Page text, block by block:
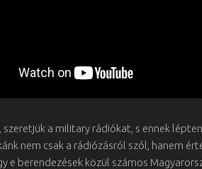
a military rádiókat, s ennek
nem csak a rádiózásról szól, hanem
e berendezések közül számos